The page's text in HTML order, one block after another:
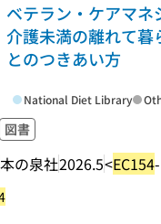
ベテラン・ケアマネ
介護未満の離れて暮
とのつきあい方
図書
本の泉社2026.5<EC154
National Diet Library